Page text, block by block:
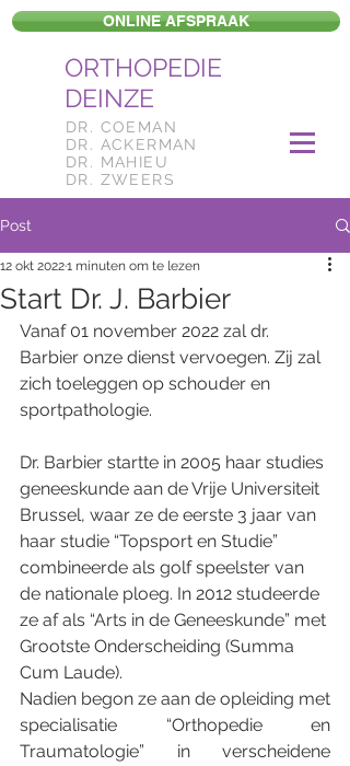
ONLINE AFSPRAAK
ORTHOPEDIE
DEINZE
DR. COEMAN
DR. ACKERMAN
DR. MAHIEU
DR. ZWEERS
Post
Start Dr. J. Barbier
12 okt 20221 minuten om te lezen
Vanaf 01 november 2022 zal dr.
Barbier onze dienst vervoegen. Zij zal
zich toeleggen op schouder en
sportpathologie.
Dr. Barbier startte in 2005 haar studies
geneeskunde aan de Vrije Universiteit
Brussel, waar ze de eerste 3 jaar van
haar studie “Topsport en Studie”
combineerde als golf speelster van
de nationale ploeg. In 2012 studeerde
ze af als “Arts in de Geneeskunde” met
Grootste Onderscheiding (Summa
Cum Laude).
Nadien begon ze aan de opleiding met
specialisatie “Orthopedie en
Traumatologie” in verscheidene